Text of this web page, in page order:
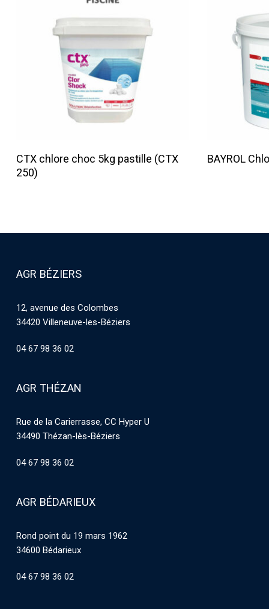
Lire La Suite
CTX chlore choc 5kg pastille (CTX
250)
BAYROL
AGR BÉZIERS
12, avenue des Colombes
34420 Villeneuve-les-Béziers
04 67 98 36 02
AGR THÉZAN
Rue de la Carierrasse, CC Hyper U
34490 Thézan-lès-Béziers
04 67 98 36 02
AGR BÉDARIEUX
Rond point du 19 mars 1962
34600 Bédarieux
04 67 98 36 02